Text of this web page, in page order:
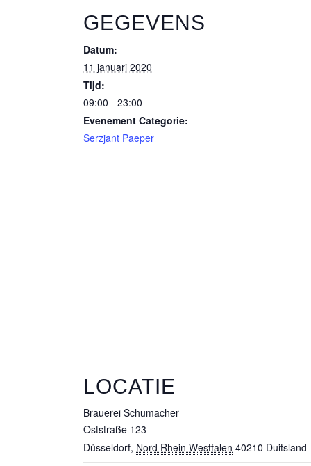
GEGEVENS
Datum:
11 januari 2020
Tijd:
09:00 - 23:00
Evenement Categorie:
Serzjant Paeper
LOCATIE
Brauerei Schumacher
Oststraße 123
Düsseldorf, Nord Rhein Westfalen 40210 Duitsland